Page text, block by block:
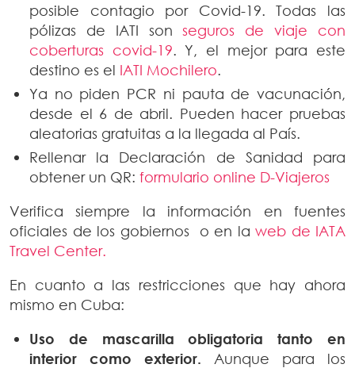
posible contagio por Covid-19. Todas las
pólizas de IATI sonseguros de viaje con
coberturas covid-19. Y, el mejor para este
destino es el IATI Mochilero.
Ya no piden PCR ni pauta de vacunación,
desde el 6 de abril. Pueden hacer pruebas
aleatorias gratuitas a la llegada al País.
Rellenar la Declaración de Sanidad para
obtener un QR: formulario online D-Viajeros
Verifica siempre la información en fuentes
oficiales de los gobiernos o en la web de IATA
Travel Center.
En cuanto a las restricciones que hay ahora
mismo en Cuba:
Uso de mascarilla obligatoria tanto en
interior como exterior. Aunque para los